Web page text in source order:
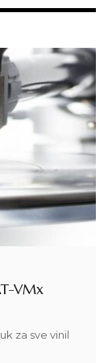
VMx
za sve vinil